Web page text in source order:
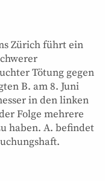
Zürich führt ein
Tötung gegen
B. am 8. Juni
in den linken
Folge mehrere
haben. A. befindet